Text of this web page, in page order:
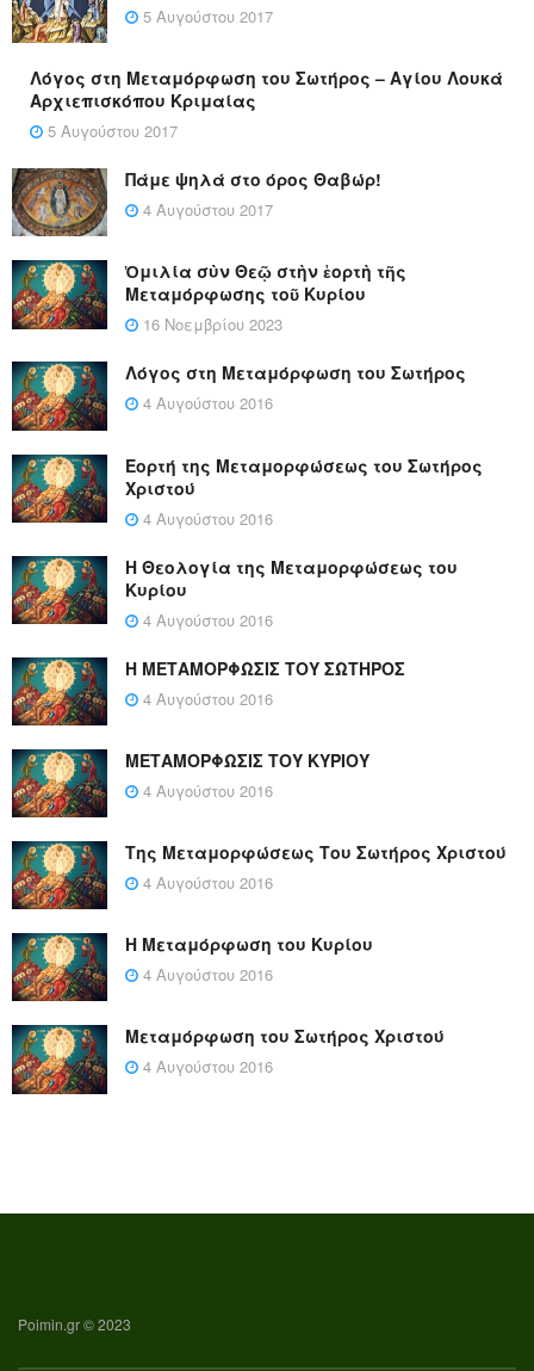
5 Αυγούστου 2017
Λόγος στη Μεταμόρφωση του Σωτήρος – Αγίου Λουκά
Αρχιεπισκόπου Κριμαίας
5 Αυγούστου 2017
Πάμε ψηλά στο όρος Θαβώρ!
4 Αυγούστου 2017
Ὁμιλία σὺν Θεῷ στὴν ἑορτὴ τῆς
Μεταμόρφωσης τοῦ Κυρίου
16 Νοεμβρίου 2023
Λόγος στη Μεταμόρφωση του Σωτήρος
4 Αυγούστου 2016
Εορτή της Μεταμορφώσεως του Σωτήρος
Χριστού
4 Αυγούστου 2016
Η Θεολογία της Μεταμορφώσεως του
Κυρίου
4 Αυγούστου 2016
Η ΜΕΤΑΜΟΡΦΩΣΙΣ ΤΟΥ ΣΩΤΗΡΟΣ
4 Αυγούστου 2016
ΜΕΤΑΜΟΡΦΩΣΙΣ ΤΟΥ ΚΥΡΙΟΥ
4 Αυγούστου 2016
Της Μεταμορφώσεως Του Σωτήρος Χριστού
4 Αυγούστου 2016
Η Μεταμόρφωση του Κυρίου
4 Αυγούστου 2016
Μεταμόρφωση του Σωτήρος Χριστού
4 Αυγούστου 2016
Poimin.gr © 2023